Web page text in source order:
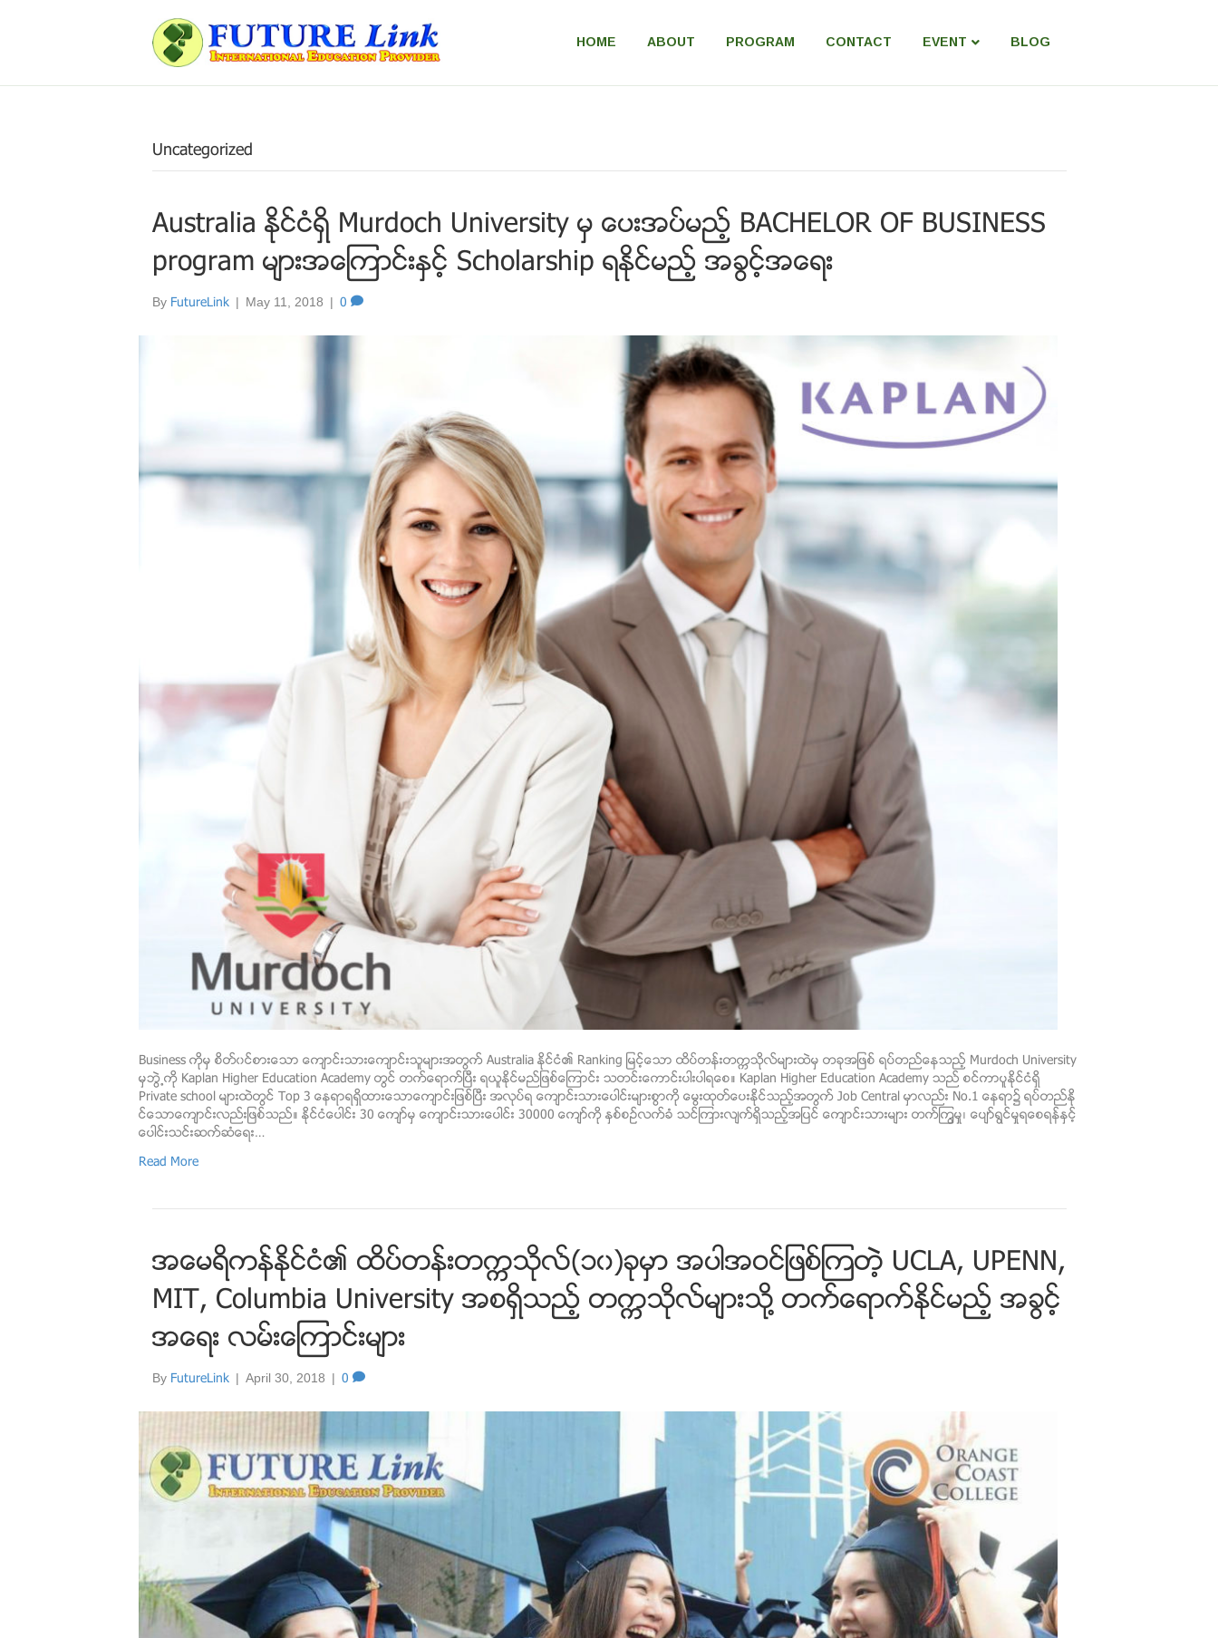
HOME ABOUT PROGRAM CONTACT EVENT BLOG
Uncategorized
Australia ႏိုင္ငံရွိ Murdoch University မွ ေပးအပ္မည့္ BACHELOR OF BUSINESS
program မ်ားအေၾကာင္းႏွင့္ Scholarship ရႏိုင္မည့္ အခြင့္အေရး
By FutureLink | May 11, 2018 | 0
Business ကိုမွ စိတ္၀င္စားေသာ ေက်ာင္းသားေက်ာင္းသူမ်ားအတြက္ Australia ႏိုင္ငံ၏ Ranking ျမင့္ေသာ ထိပ္တန္းတကၠသိုလ္မ်ားထဲမွ တခုအျဖစ္ ရပ္တည္ေနသည့္ Murdoch University
မွဘြဲ႕ကို Kaplan Higher Education Academy တြင္ တက္ေရာက္ၿပီး ရယူႏိုင္မည္ျဖစ္ေၾကာင္း သတင္းေကာင္းပါးပါရေစ။ Kaplan Higher Education Academy သည္ စင္ကာပူႏိုင္ငံရွိ
Private school မ်ားထဲတြင္ Top 3 ေနရာရရွိထားေသာေက်ာင္းျဖစ္ၿပီး အလုပ္ရ ေက်ာင္းသားေပါင္းမ်ားစြာကို ေမြးထုတ္ေပးႏိုင္သည့္အတြက္ Job Central မွာလည္း No.1 ေနရာ၌ ရပ္တည္ႏို
င္ေသာေက်ာင္းလည္းျဖစ္သည္။ ႏိုင္ငံေပါင္း 30 ေက်ာ္မွ ေက်ာင္းသားေပါင္း 30000 ေက်ာ္ကို ႏွစ္စဥ္လက္ခံ သင္ၾကားလ်က္ရွိသည့္အျပင္ ေက်ာင္းသားမ်ား တက္ၾကြမွု၊ ေပ်ာ္ရြင္မွုရေစရန္ႏွင့္
ေပါင္းသင္းဆက္ဆံေရး…
Read More
အေမရိကန္ႏိုင္ငံ၏ ထိပ္တန္​းတကၠသိုလ္(၁၀)ခုမွာ အပါအဝင္ျဖစ္ၾကတဲ့ UCLA, UPENN,
MIT, Columbia University အစရွိသည့္ တကၠသိုလ္မ်ားသို႔ တက္ေရာက္ႏိုင္မည့္ အခြင့္
အေရး လမ္းေၾကာင္းမ်ား
By FutureLink | April 30, 2018 | 0